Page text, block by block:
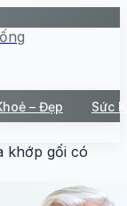
– Đẹp Sức
khớp gối có